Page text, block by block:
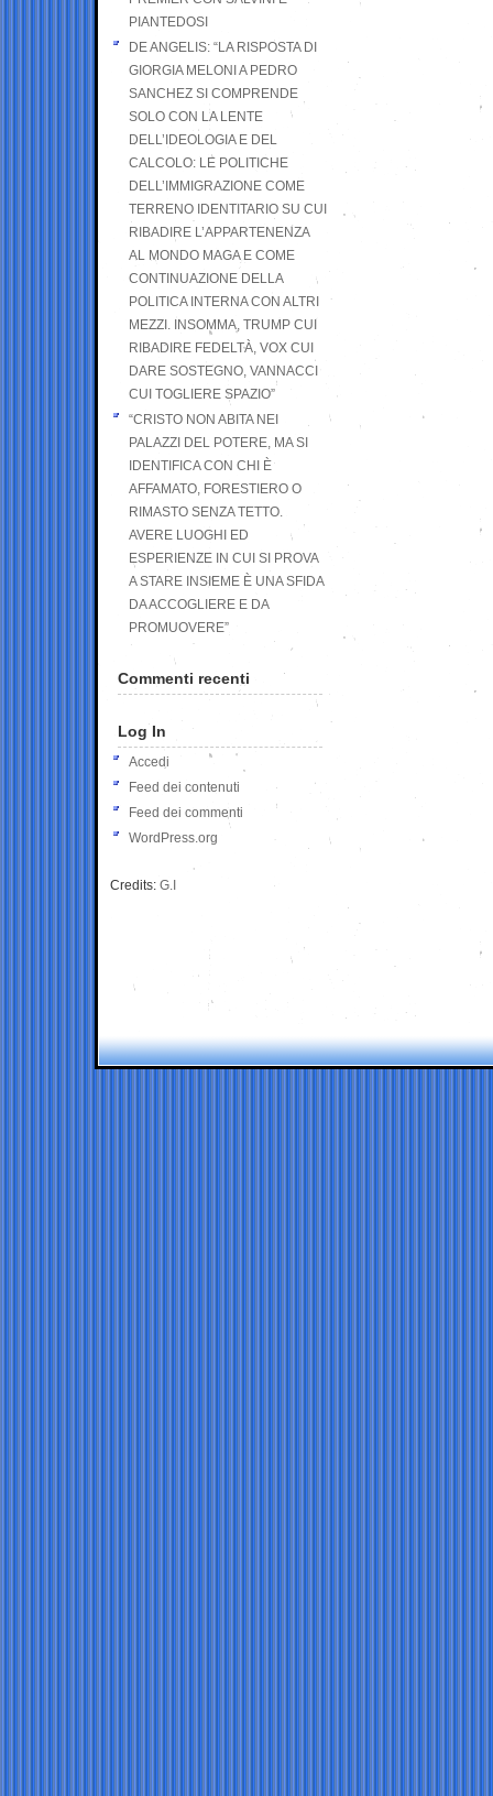
PIANTEDOSI
DE ANGELIS: “LA RISPOSTA DI
GIORGIA MELONI A PEDRO
SANCHEZ SI COMPRENDE
SOLO CON LA LENTE
DELL’IDEOLOGIA E DEL
CALCOLO: LE POLITICHE
DELL’IMMIGRAZIONE COME
TERRENO IDENTITARIO SU CUI
RIBADIRE L’APPARTENENZA
AL MONDO MAGA E COME
CONTINUAZIONE DELLA
POLITICA INTERNA CON ALTRI
MEZZI. INSOMMA, TRUMP CUI
RIBADIRE FEDELTÀ, VOX CUI
DARE SOSTEGNO, VANNACCI
CUI TOGLIERE SPAZIO”
“CRISTO NON ABITA NEI
PALAZZI DEL POTERE, MA SI
IDENTIFICA CON CHI È
AFFAMATO, FORESTIERO O
RIMASTO SENZA TETTO.
AVERE LUOGHI ED
ESPERIENZE IN CUI SI PROVA
A STARE INSIEME È UNA SFIDA
DA ACCOGLIERE E DA
PROMUOVERE”
Commenti recenti
Log In
Accedi
Feed dei contenuti
Feed dei commenti
WordPress.org
Credits: G.I